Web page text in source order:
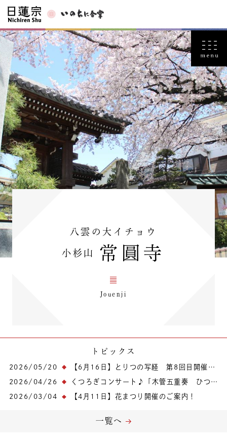
八雲の大イチョウ
小杉山 常圓寺
Jouenji
トピックス
2026/05/20 【6月16日】とりつの写経 第8回目開催です！
2026/04/26 くつろぎコンサート♪「木管五重奏 ひつまぶし」
2026/03/04 【4月11日】花まつり開催のご案内！
一覧へ